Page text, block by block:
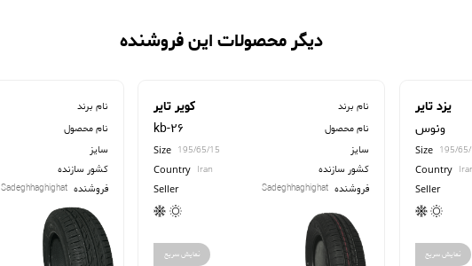
دیگر محصولات این فروشنده
یزد تایر
ونوس
Size 195/
Country
Seller
نمایش سریع
نام برند کویر تایر
نام محصول kb-26
سایز Size 195/65/15
کشور سازنده Country Iran
فروشنده Sadeghhaghighat
Seller
نمایش سریع
نام برند
نام محصول
سایز
کشور سازنده
فروشنده Sadeghhaghighat